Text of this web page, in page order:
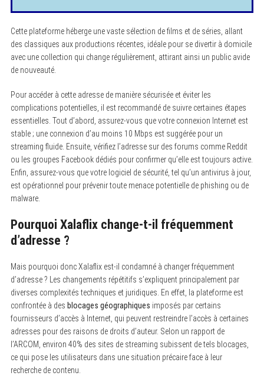
Cette plateforme héberge une vaste sélection de films et de séries, allant
des classiques aux productions récentes, idéale pour se divertir à domicile
avec une collection qui change régulièrement, attirant ainsi un public avide
de nouveauté.
Pour accéder à cette adresse de manière sécurisée et éviter les
complications potentielles, il est recommandé de suivre certaines étapes
essentielles. Tout d’abord, assurez-vous que votre connexion Internet est
stable ; une connexion d’au moins 10 Mbps est suggérée pour un
streaming fluide. Ensuite, vérifiez l’adresse sur des forums comme Reddit
ou les groupes Facebook dédiés pour confirmer qu’elle est toujours active.
Enfin, assurez-vous que votre logiciel de sécurité, tel qu’un antivirus à jour,
est opérationnel pour prévenir toute menace potentielle de phishing ou de
malware.
Pourquoi Xalaflix change-t-il fréquemment
d’adresse ?
Mais pourquoi donc Xalaflix est-il condamné à changer fréquemment
d’adresse ? Les changements répétitifs s’expliquent principalement par
diverses complexités techniques et juridiques. En effet, la plateforme est
confrontée à des blocages géographiques imposés par certains
fournisseurs d’accès à Internet, qui peuvent restreindre l’accès à certaines
adresses pour des raisons de droits d’auteur. Selon un rapport de
l’ARCOM, environ 40% des sites de streaming subissent de tels blocages,
ce qui pose les utilisateurs dans une situation précaire face à leur
recherche de contenu.